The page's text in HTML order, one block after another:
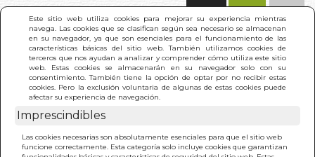
Este sitio web utiliza cookies para mejorar su experiencia mientras
navega. Las cookies que se clasifican según sea necesario se almacenan
en su navegador, ya que son esenciales para el funcionamiento de las
características básicas del sitio web. También utilizamos cookies de
terceros que nos ayudan a analizar y comprender cómo utiliza este sitio
web. Estas cookies se almacenarán en su navegador solo con su
consentimiento. También tiene la opción de optar por no recibir estas
cookies. Pero la exclusión voluntaria de algunas de estas cookies puede
afectar su experiencia de navegación.
Imprescindibles
Las cookies necesarias son absolutamente esenciales para que el sitio web
funcione correctamente. Esta categoría solo incluye cookies que garantizan
INICIO > VENDEDOR DE HUMO. EL